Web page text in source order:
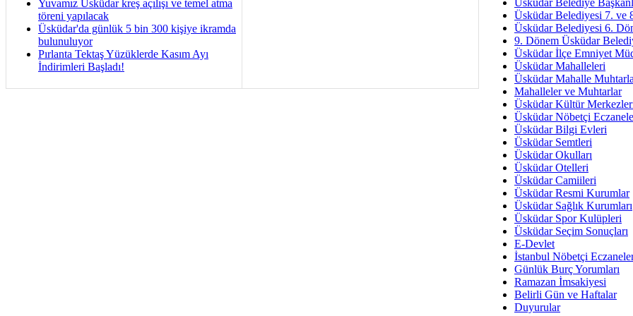
Yuvamız Üsküdar kreş açılışı ve temel atma
töreni yapılacak
Üsküdar'da günlük 5 bin 300 kişiye ikramda
bulunuluyor
Pırlanta Tektaş Yüzüklerde Kasım Ayı
İndirimleri Başladı!
İmar Sorunlarının Genel
Arakan
Bayramın
Ruhsal
Üsküdar
Üsküdar Belediye
Üsküdar Belediyesi 7. ve
Üsküdar Belediyesi 6.
9. Dönem Üsküdar
Üsküdar İlçe Emniyet
Üsküdar Mahalleleri
Üsküdar Mahalle
Mahalleler ve Muhtarlar
Üsküdar Kültür
Üsküdar Nöbetçi
Üsküdar Bilgi Evleri
Üsküdar Semtleri
Üsküdar Okulları
Üsküdar Otelleri
Üsküdar Camiileri
Üsküdar Resmi Kurumlar
Üsküdar Sağlık Kurumları
Üsküdar Spor Kulüpleri
Üsküdar Seçim Sonuçları
E-Devlet
İstanbul Nöbetçi
Günlük Burç Yorumları
Ramazan İmsakiyesi
Belirli Gün ve Haftalar
Duyurular